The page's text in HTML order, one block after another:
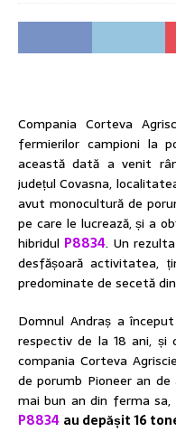
Compania Corteva
fermierilor campioni la
această dată a venit
județul Covasna,
avut monocultură de
pe care le lucrează, și a
hibridul P8834. Un
desfășoară activitatea,
predominate de secetă
Domnul Andraș a
respectiv de la 18 ani, și
compania Corteva
de porumb Pioneer an
mai bun an din ferma sa,
P8834 au depășit 16